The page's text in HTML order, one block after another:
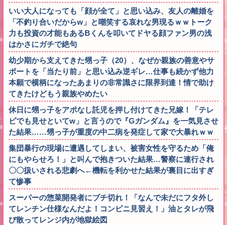
いい大人になっても「顔が全て」と思い込み、友人の離婚を
「不釣り合いだからw」と嘲笑する哀れな男現るｗｗトーク
力も投資の才能もあるBくんを叩いてドヤる顔ファン男の浅
はかさにガチで絶句
幼少期から支えてきた甥っ子（20）、なぜか親族の善意やサ
ポートを「当たり前」と思い込み逆ギレ…仕事も続かず他力
本願で横柄になったあまりの非常識さに限界到達！情で助け
てきたけどもう親族やめたい
休日に甥っ子をアポなし託児を押し付けてきた兄嫁！「テレ
ビでも見せといてw」と言うので『Gガンダム』を一気見させ
た結果……甥っ子が重度の中二病を発症して家で大暴れｗｗ
集団暴行の現場に遭遇してしまい、被害女性を守るため「俺
にもやらせろ！」と叫んで抱きついた結果…警察に連行され
〇〇扱いされる悲劇へ←機転を利かせた結果が裏目に出すぎ
て惨事
スーパーの惣菜開発者にブチ切れ！「なんで未だにフタ外し
てレンチン仕様なんだよ！コンビニ見習え！」油とタレが飛
び散ってレンジ内が地獄絵図